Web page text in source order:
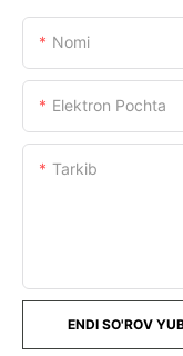
Nomi
Elektron Pochta
Tarkib
ENDI SO'ROV